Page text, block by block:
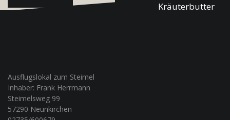
Kräuterbutter
Ausflugslokal zum Steimel
Inhaber: Frank Herrmann
Steimelsweg 99
57290 Neunkirchen